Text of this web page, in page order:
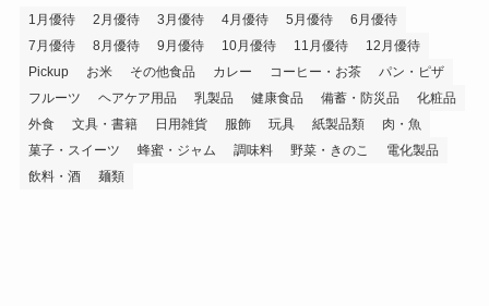
1月優待 2月優待 3月優待 4月優待 5月優待
6月優待
7月優待
8月優待 9月優待 10月優待 11月優待
12月優待
Pickup
お米 その他食品 カレー コーヒー・お茶
パン・ピザ
フルーツ
ヘアケア用品 乳製品 健康食品 備蓄・防災品
化粧品
外食
文具・書籍 日用雑貨 服飾 玩具 紙製品類
肉・魚
菓子・スイーツ
蜂蜜・ジャム 調味料 野菜・きのこ
電化製品
飲料・酒
麺類